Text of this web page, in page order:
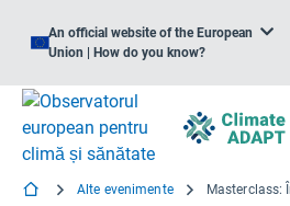
An official website of the European
Union | How do you know?
Alte evenimente